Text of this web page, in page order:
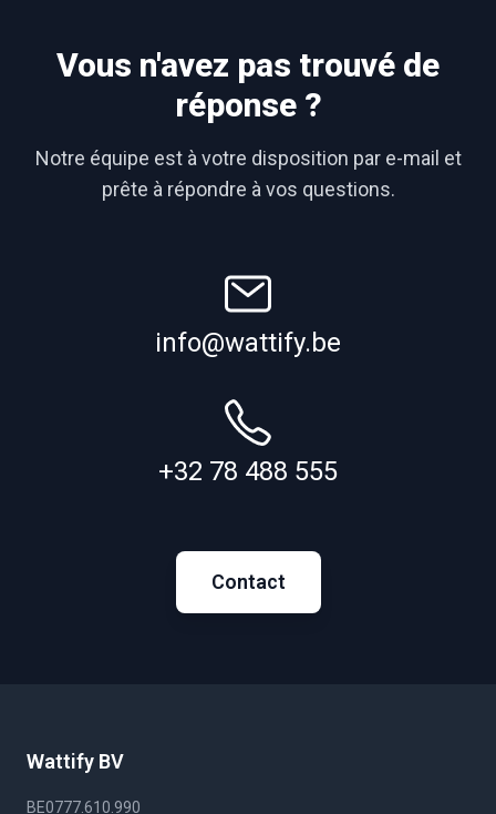
Vous n'avez pas trouvé de
réponse ?
Notre équipe est à votre disposition par e-mail et
prête à répondre à vos questions.
info@wattify.be
+32 78 488 555
Contact
Wattify BV
BE0777.610.990